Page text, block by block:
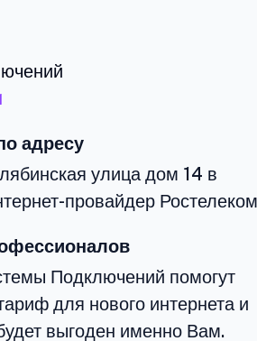
адресу
улица дом 14 в
провайдер
Подключений помогут
для нового интернета и
выгоден именно Вам.